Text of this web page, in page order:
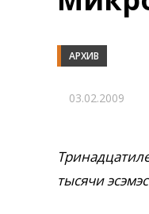
АРХИВ
03.02.2009
тысячи